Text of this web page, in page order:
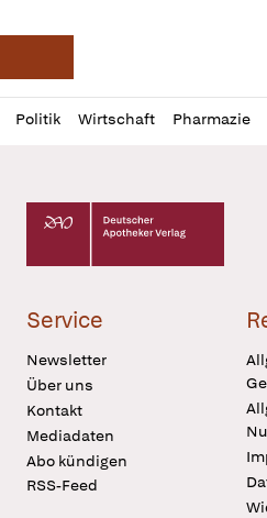
Deutsche Apotheker
Politik Wirtschaft Pharmazie
Profil
öffnen
Daz
Pur
Deutscher Apotheker Verlag
Service
Newsletter
Über uns
Kontakt
Mediadaten
Abo kündigen
RSS-Feed